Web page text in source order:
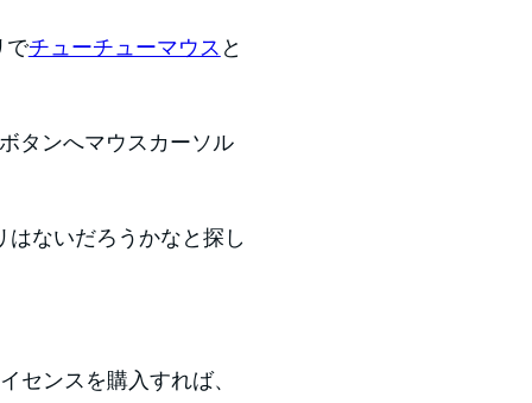
でチューチューマウス と
タンへマウスカーソル
ないだろうかなと探し
センスを購入すれば、